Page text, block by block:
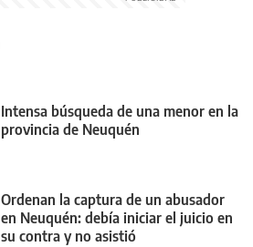
Intensa búsqueda de una menor en la
provincia de Neuquén
Ordenan la captura de un abusador
en Neuquén: debía iniciar el juicio en
su contra y no asistió